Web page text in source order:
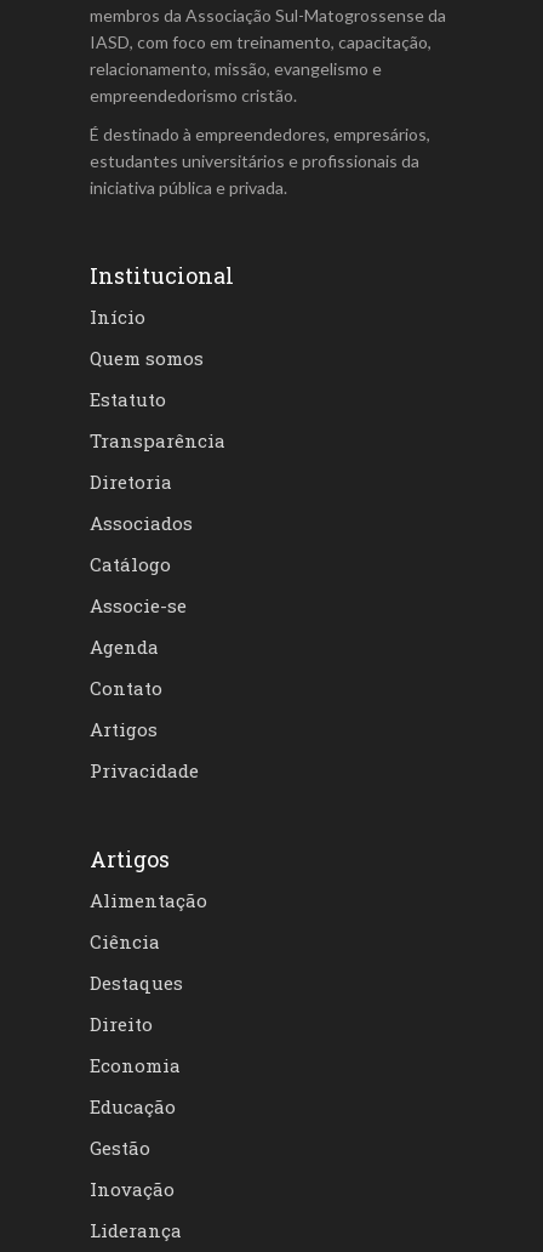
membros da Associação Sul-Matogrossense da
IASD, com foco em treinamento, capacitação,
relacionamento, missão, evangelismo e
empreendedorismo cristão.
É destinado à empreendedores, empresários,
estudantes universitários e profissionais da
iniciativa pública e privada.
Institucional
Início
Quem somos
Estatuto
Transparência
Diretoria
Associados
Catálogo
Associe-se
Agenda
Contato
Artigos
Privacidade
Artigos
Alimentação
Ciência
Destaques
Direito
Economia
Educação
Gestão
Inovação
Liderança